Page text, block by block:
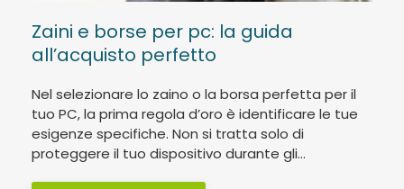
Zaini e borse per pc: la guida
all’acquisto perfetto
Nel selezionare lo zaino o la borsa perfetta per il
tuo PC, la prima regola d’oro è identificare le tue
esigenze specifiche. Non si tratta solo di
proteggere il tuo dispositivo durante gli...